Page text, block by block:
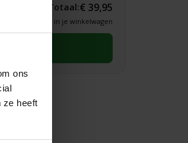
ons
ze heeft
Totaal:€ 39,95
prijs zie je in je winkelwagen